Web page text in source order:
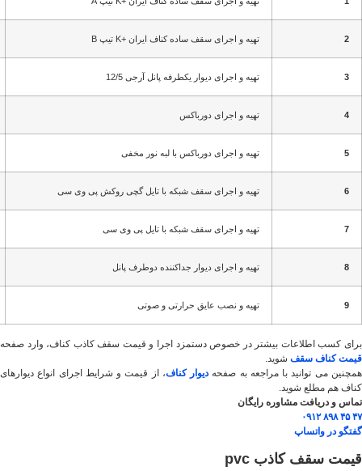
2 تهیه و اجرای سقف ساده کناف ایران +K تیپ B
3 تهیه و اجرای دیوار یکطرفه پانل آرجی 12/5
4 تهیه و اجرای دورباکس
5 تهیه و اجرای دورباکس با لبه نور مخفی
6 تهیه و اجرای سقف شبکه با تایل گچی روکش پی وی سی
7 تهیه و اجرای سقف شبکه با تایل پی وی سی
8 تهیه و اجرای دیوار جداکننده دوطرف پانل
9 تهیه و نصب عایق حرارتی و صوتی
برای کسب اطلاعات بیشتر در خصوص دستمزد اجرا و قیمت سقف کاذب کناف، وارد صفحه
قیمت کناف سقف شوید.
همچنین می توانید با مراجعه به صفحهدیوار کناف، از قیمت و شرایط اجرای انواع دیوارهای
کناف هم مطلع شوید.
تماس و دریافت مشاوره رایگان
۴۷ ۴۵ ۸۹۸ ۰۹۱۲
گفتگو در واتساپ
قیمت سقف کاذب pvc